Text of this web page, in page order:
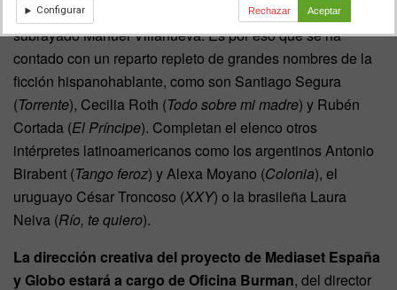
de interpretación y la calidad de su producción” ha
subrayado Manuel Villanueva. Es por eso que se ha
contado con un reparto repleto de grandes nombres de la
ficción hispanohablante, como son Santiago Segura
(Torrente), Cecilia Roth (Todo sobre mi madre) y Rubén
Cortada (El Príncipe). Completan el elenco otros
intérpretes latinoamericanos como los argentinos Antonio
Birabent (Tango feroz) y Alexa Moyano (Colonia), el
uruguayo César Troncoso (XXY) o la brasileña Laura
Neiva (Río, te quiero).
La dirección creativa del proyecto de Mediaset España
y Globo estará a cargo de Oficina Burman, del director
Configurar Rechazar Aceptar